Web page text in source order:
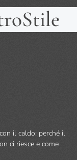
il caldo: perché il
ci riesce e come